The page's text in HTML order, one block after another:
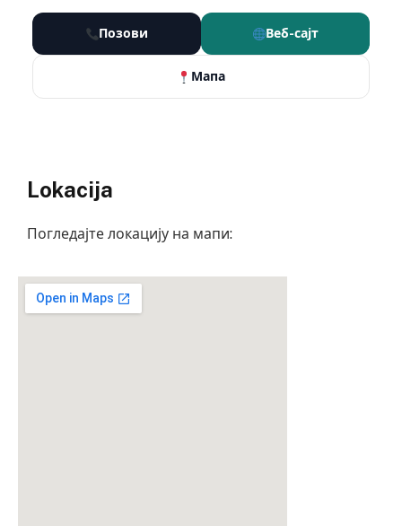
Позови Веб-сајт
Мапа
Lokacija
Погледајте локацију на мапи: